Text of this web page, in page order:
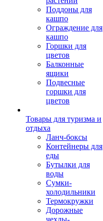
Поддоны для
кашпо
Ограждение для
кашпо
Горшки для
цветов
Балконные
ящики
Подвесные
горшки для
цветов
Товары для туризма и
отдыха
Ланч-боксы
Контейнеры для
еды
Бутылки для
воды
Сумки-
холодильники
Термокружки
Дорожные
чехлы-